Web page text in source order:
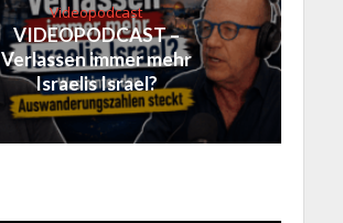
Videopodcast
VIDEOPODCAST –
Verlassen immer mehr
Israelis Israel?